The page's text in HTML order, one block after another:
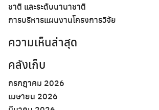
ชาติ และระดับนานาชาติ
การบริหารแผนงานโครงการวิจัย
ความเห็นล่าสุด
คลังเก็บ
กรกฎาคม 2026
เมษายน 2026